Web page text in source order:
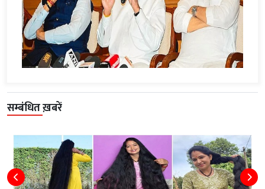
सम्बंधित ख़बरें